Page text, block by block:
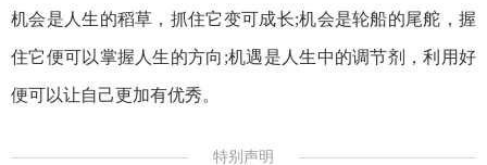
机会是人生的稻草，抓住它变可成长;机会是轮船的尾舵，握
住它便可以掌握人生的方向;机遇是人生中的调节剂，利用好
便可以让自己更加有优秀。
特别声明